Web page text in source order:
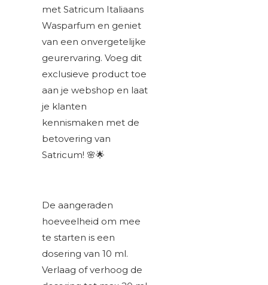
met Satricum Italiaans
Wasparfum en geniet
van een onvergetelijke
geurervaring. Voeg dit
exclusieve product toe
aan je webshop en laat
je klanten
kennismaken met de
betovering van
Satricum! 🌸🌟
De aangeraden
hoeveelheid om mee
te starten is een
dosering van 10 ml.
Verlaag of verhoog de